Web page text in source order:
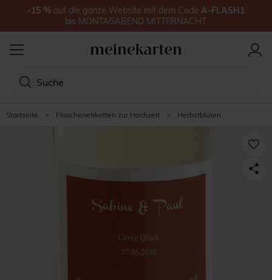
Startseite > Flaschenetiketten zur Hochzeit > Herbstblüten
-15 % auf die ganze Website mit dem Code A-FLASH1
bis MONTAGABEND MITTERNACHT